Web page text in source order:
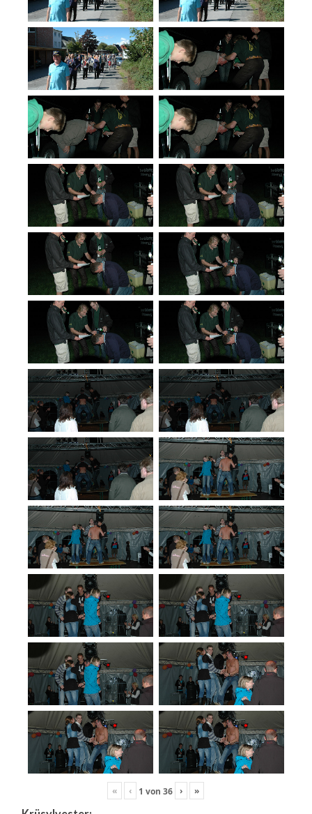
« ‹ 1 von36 › »